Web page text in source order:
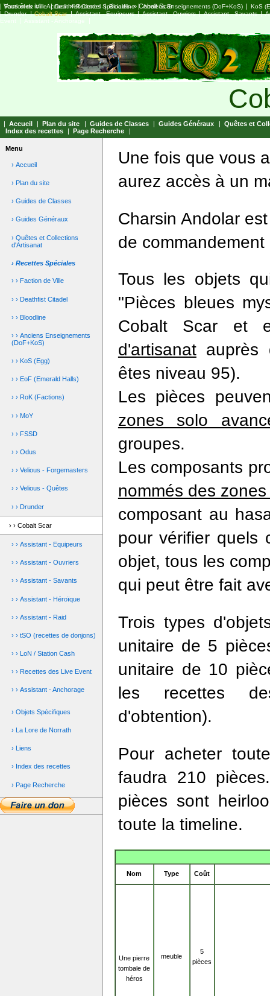
Vous êtes ici :Accueil »Recettes Spéciales » Cobalt Scar
Faction de Ville |Deathfist Citadel |Bloodline |Anciens Enseignements (DoF+KoS) KoS
|Drunder |Cobalt Scar |Assistant - Equipeurs |Assistant - Ouvriers |Assistant - Savants |
Event
Assistant - Anchorage
| Accueil | Plan du site | Guides de Classes | Guides Généraux | Quêtes et
Index des recettes
| Page Recherche |
Menu
› Accueil
› Plan du site
› Guides de Classes
› Guides Généraux
› Quêtes et Collections
d'Artisanat
› Recettes Spéciales
› › Faction de Ville
› › Deathfist Citadel
› › Bloodline
› › Anciens Enseignements
(DoF+KoS)
› › KoS (Egg)
› › EoF (Emerald Halls)
› › RoK (Factions)
› › MoY
› › FSSD
› › Odus
› › Velious - Forgemasters
› › Velious - Quêtes
› › Drunder
› › Cobalt Scar
› › Assistant - Equipeurs
› › Assistant - Ouvriers
› › Assistant - Savants
› › Assistant - Héroïque
› › Assistant - Raid
› › tSO (recettes de donjons)
› › LoN / Station Cash
› › Recettes des Live Event
› › Assistant - Anchorage
› Objets Spécifiques
› La Lore de Norrath
› Liens
› Index des recettes
› Page Recherche
Une fois que vous
aurez accès à un
Charsin Andolar
de
Tous les objets
"Pièces bleues
Cobalt Scar et
d'artisanatauprès
êtes niveau 95).
Les pièces
zones solo
groupes.
Les composants
nommés des
composant au
pour vérifier quels
objet, tous les
qui peut être fait
Trois types
unitaire de 5
unitaire de 10
les recettes
d'obtention).
Pour acheter
faudra 210
pièces sont
toute la timeline.
Nom Type Coût
Une pierre
tombale de
héros
meuble
5
pièces